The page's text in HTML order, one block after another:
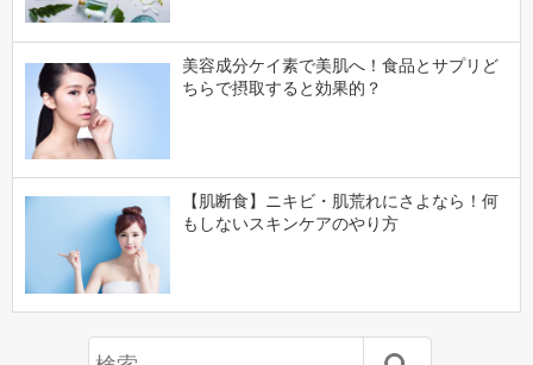
美容成分ケイ素で美肌へ！食品とサプリど
ちらで摂取すると効果的？
【肌断食】ニキビ・肌荒れにさよなら！何
もしないスキンケアのやり方